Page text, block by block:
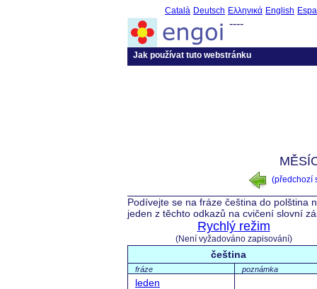
Català Deutsch Ελληνικά English
----
Jak používat tuto webstránku
(předchozí
Podívejte se na fráze čeština do polština
jeden z těchto odkazů na cvičení slovní
Rychlý režim
(Není vyžadováno zapisování)
čeština
fráze poznámka
leden